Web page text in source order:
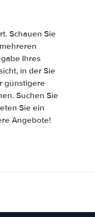
Schauen Sie
Ihres
in der Sie
günstigere
Suchen Sie
Sie ein
Angebote!